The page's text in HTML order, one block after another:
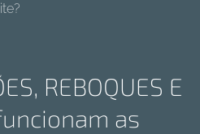
REBOQUES E
as